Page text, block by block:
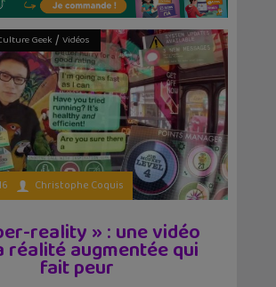
Geek / Vidéos
Christophe Coquis
reality » : une vidéo
réalité augmentée qui
fait peur